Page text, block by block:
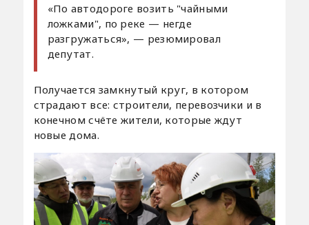
«По автодороге возить "чайными
ложками", по реке — негде
разгружаться», — резюмировал
депутат.
Получается замкнутый круг, в котором
страдают все: строители, перевозчики и в
конечном счёте жители, которые ждут
новые дома.